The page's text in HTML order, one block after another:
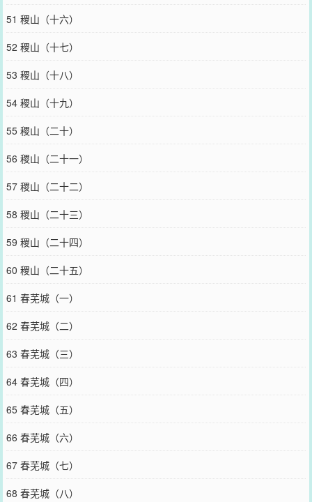
51 稷山（十六）
52 稷山（十七）
53 稷山（十八）
54 稷山（十九）
55 稷山（二十）
56 稷山（二十一）
57 稷山（二十二）
58 稷山（二十三）
59 稷山（二十四）
60 稷山（二十五）
61 春芜城（一）
62 春芜城（二）
63 春芜城（三）
64 春芜城（四）
65 春芜城（五）
66 春芜城（六）
67 春芜城（七）
68 春芜城（八）